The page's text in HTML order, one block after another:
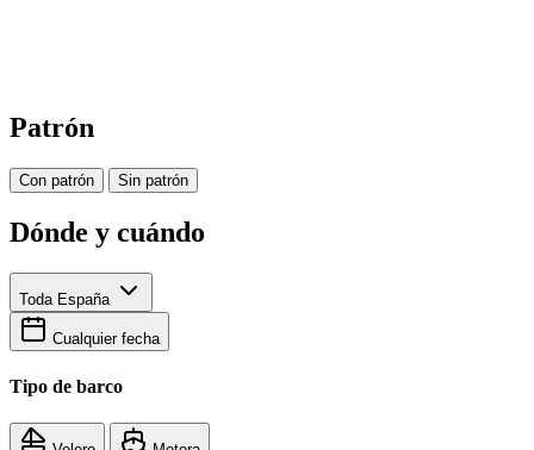
Patrón
Con patrón Sin patrón
Dónde y cuándo
Toda España
Cualquier fecha
Tipo de barco